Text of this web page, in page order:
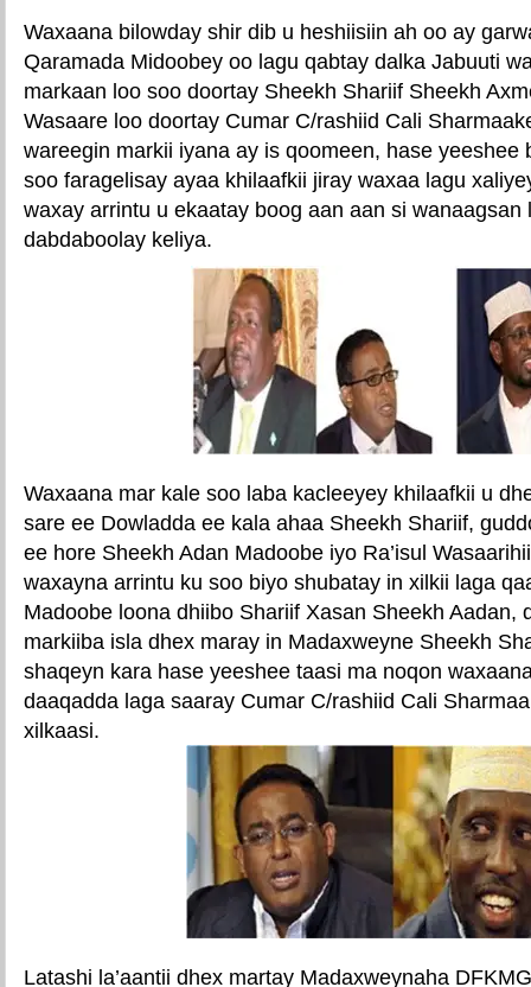
Waxaana bilowday shir dib u heshiisiin ah oo ay
Qaramada Midoobey oo lagu qabtay dalka Jabuuti
markaan loo soo doortay Sheekh Shariif Sheekh
Wasaare loo doortay Cumar C/rashiid Cali
wareegin markii iyana ay is qoomeen, hase yeeshee
soo faragelisay ayaa khilaafkii jiray waxaa lagu
waxay arrintu u ekaatay boog aan aan si wanaagsan
dabdaboolay keliya.
Waxaana mar kale soo laba kacleeyey khilaafkii u
sare ee Dowladda ee kala ahaa Sheekh Shariif,
ee hore Sheekh Adan Madoobe iyo Ra’isul
waxayna arrintu ku soo biyo shubatay in xilkii laga
Madoobe loona dhiibo Shariif Xasan Sheekh Aadan,
markiiba isla dhex maray in Madaxweyne Sheekh
shaqeyn kara hase yeeshee taasi ma noqon
daaqadda laga saaray Cumar C/rashiid Cali
xilkaasi.
Latashi la’aantii dhex martay Madaxweynaha